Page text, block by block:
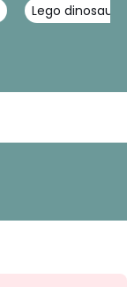
Lego dinosaure